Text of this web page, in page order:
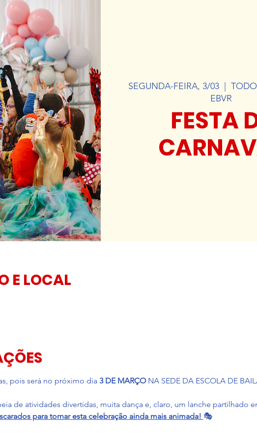
SEGUNDA-FEIRA, 3/03
  |
EBVR
FESTA
E LOCAL
pois será no próximo dia 3 DE MARÇO NA SEDE DA ESCOLA DE
de atividades divertidas, muita dança e, claro, um lanche partilhado
para tornar esta celebração ainda mais animada! 🎭